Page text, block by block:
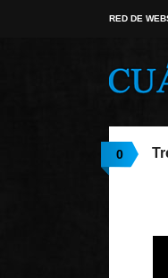
RED DE
0